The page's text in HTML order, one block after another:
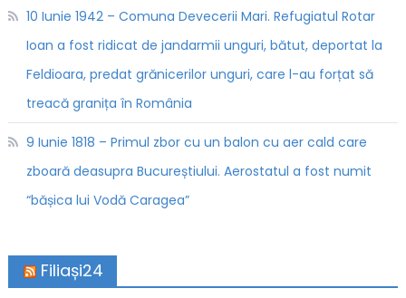
10 Iunie 1942 – Comuna Devecerii Mari. Refugiatul Rotar
Ioan a fost ridicat de jandarmii unguri, bătut, deportat la
Feldioara, predat grănicerilor unguri, care l-au forțat să
treacă granița în România
9 Iunie 1818 – Primul zbor cu un balon cu aer cald care
zboară deasupra Bucureștiului. Aerostatul a fost numit
“bășica lui Vodă Caragea”
Filiași24